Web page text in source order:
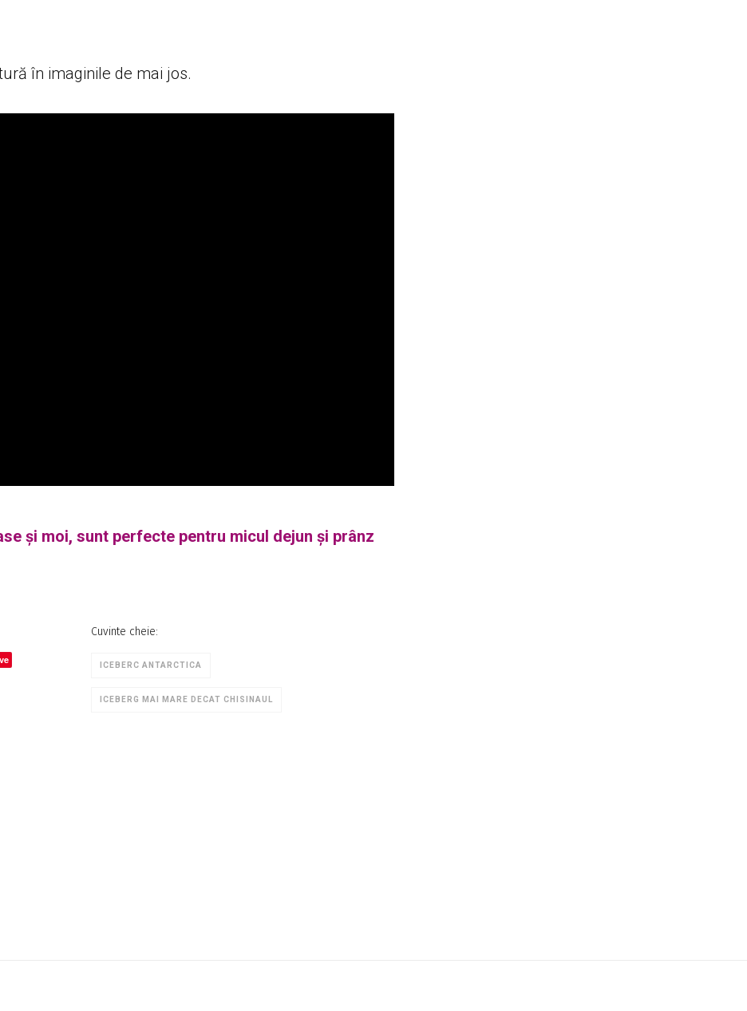
în imaginile de mai jos.
și moi, sunt perfecte pentru micul dejun și prânz
Cuvinte cheie:
ICEBERC ANTARCTICA
ICEBERG MAI MARE DECAT CHISINAUL